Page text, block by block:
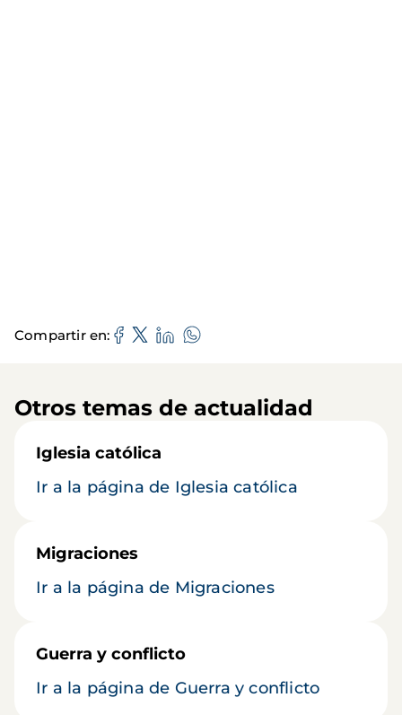
Compartir en
Otros temas de actualidad
Iglesia católica
Ir a la página de Iglesia católica
Migraciones
Ir a la página de Migraciones
Guerra y conflicto
Ir a la página de Guerra y conflicto